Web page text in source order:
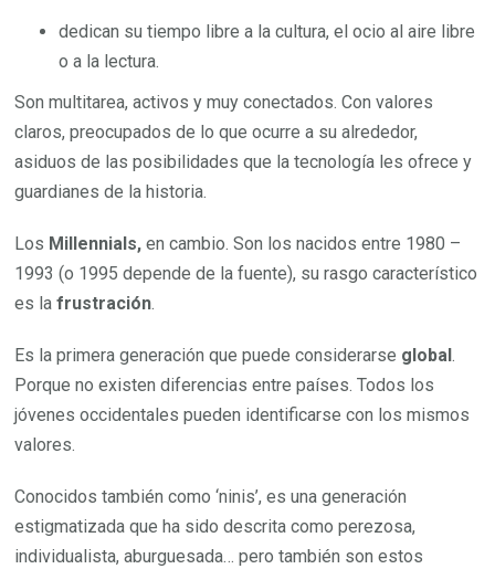
dedican su tiempo libre a la cultura, el ocio al aire libre
o a la lectura.
Son multitarea, activos y muy conectados. Con valores
claros, preocupados de lo que ocurre a su alrededor,
asiduos de las posibilidades que la tecnología les ofrece y
guardianes de la historia.
Los Millennials,en cambio. Son los nacidos entre 1980 –
1993 (o 1995 depende de la fuente), su rasgo característico
es lafrustración.
Es la primera generación que puede considerarse global.
Porque no existen diferencias entre países. Todos los
jóvenes occidentales pueden identificarse con los mismos
valores.
Conocidos también como ‘ninis’, es una generación
estigmatizada que ha sido descrita como perezosa,
individualista, aburguesada… pero también son estos